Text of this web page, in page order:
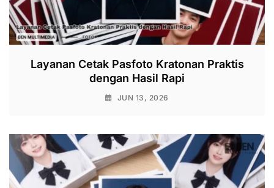
Layanan Cetak Pasfoto Kratonan Praktis
dengan Hasil Rapi
JUN 13, 2026